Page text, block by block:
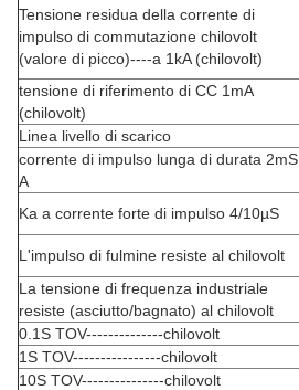
Tensione residua della corrente di
impulso di commutazione chilovolt
(valore di picco)----a 1kA (chilovolt)
tensione di riferimento di CC 1mA
(chilovolt)
Linea livello di scarico
corrente di impulso lunga di durata 2mS
A
Ka a corrente forte di impulso 4/10µS
L'impulso di fulmine resiste al chilovolt
La tensione di frequenza industriale
resiste (asciutto/bagnato) al chilovolt
0.1S TOV--------------chilovolt
1S TOV----------------chilovolt
10S TOV---------------chilovolt